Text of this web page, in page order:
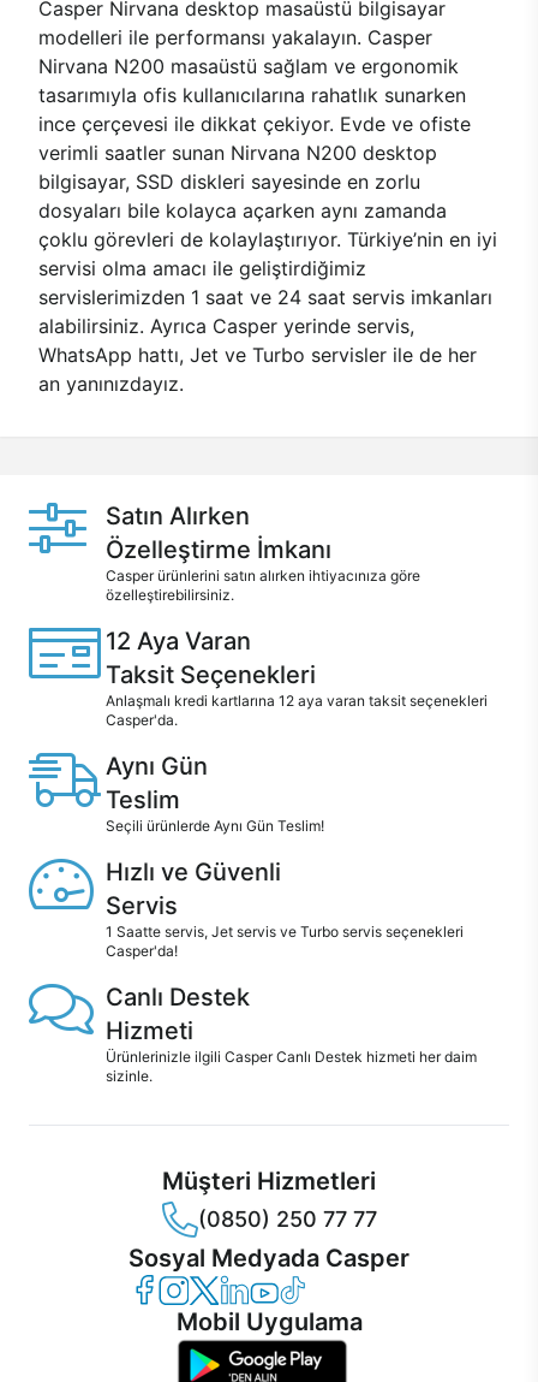
Casper Nirvana desktop masaüstü bilgisayar
modelleri ile performansı yakalayın. Casper
Nirvana N200 masaüstü sağlam ve ergonomik
tasarımıyla ofis kullanıcılarına rahatlık sunarken
ince çerçevesi ile dikkat çekiyor. Evde ve ofiste
verimli saatler sunan Nirvana N200 desktop
bilgisayar, SSD diskleri sayesinde en zorlu
dosyaları bile kolayca açarken aynı zamanda
çoklu görevleri de kolaylaştırıyor. Türkiye’nin en iyi
servisi olma amacı ile geliştirdiğimiz
servislerimizden 1 saat ve 24 saat servis imkanları
alabilirsiniz. Ayrıca Casper yerinde servis,
WhatsApp hattı, Jet ve Turbo servisler ile de her
an yanınızdayız.
Satın Alırken
Özelleştirme İmkanı
Casper ürünlerini satın alırken ihtiyacınıza göre
özelleştirebilirsiniz.
12 Aya Varan
Taksit Seçenekleri
Anlaşmalı kredi kartlarına 12 aya varan taksit seçenekleri
Casper'da.
Aynı Gün
Teslim
Seçili ürünlerde Aynı Gün Teslim!
Hızlı ve Güvenli
Servis
1 Saatte servis, Jet servis ve Turbo servis seçenekleri
Casper'da!
Canlı Destek
Hizmeti
Ürünlerinizle ilgili Casper Canlı Destek hizmeti her daim
sizinle.
Müşteri Hizmetleri
(0850) 250 77 77
Sosyal Medyada Casper
Casper Facebook
Casper Instagram
Casper Twitter
Casper LinkedIn
Casper YouTube
Casper TikTok
Mobil Uygulama